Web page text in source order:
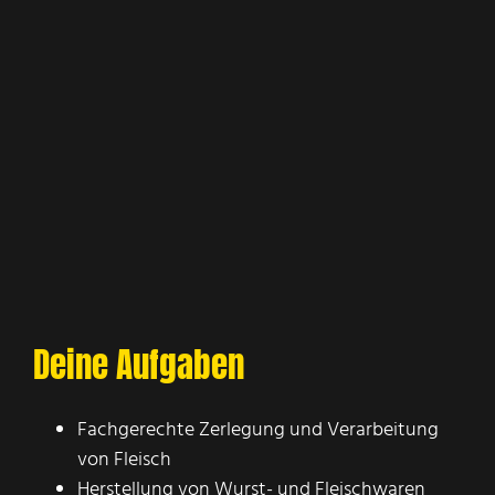
Deine Aufgaben
Fachgerechte Zerlegung und Verarbeitung
von Fleisch